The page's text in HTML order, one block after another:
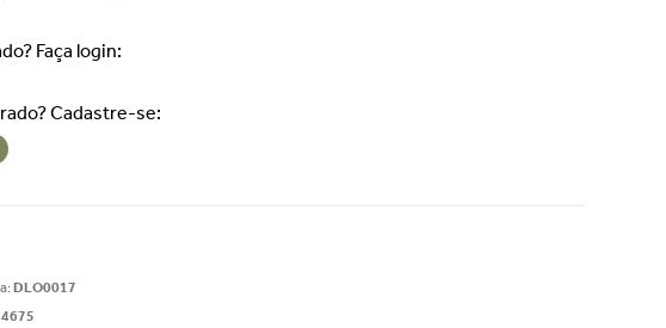
Faça login:
Cadastre-se:
:DLO0017